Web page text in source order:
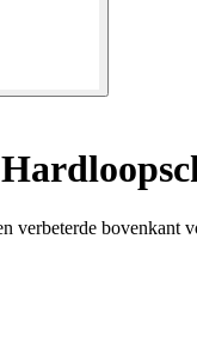
bovenkant